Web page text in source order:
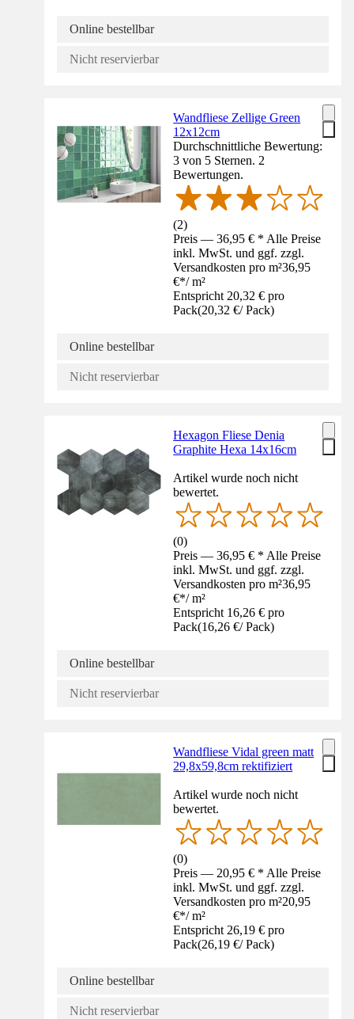
Online bestellbar
Nicht reservierbar
Wandfliese Zellige Green
12x12cm
Durchschnittliche Bewertung:
3 von 5 Sternen. 2
Bewertungen.
(2)
Preis — 36,95 € * Alle Preise
inkl. MwSt. und ggf. zzgl.
Versandkosten pro m²36,95
€*/ m²
Entspricht 20,32 € pro
Pack(20,32 €/ Pack)
Online bestellbar
Nicht reservierbar
Hexagon Fliese Denia
Graphite Hexa 14x16cm
Artikel wurde noch nicht
bewertet.
(0)
Preis — 36,95 € * Alle Preise
inkl. MwSt. und ggf. zzgl.
Versandkosten pro m²36,95
€*/ m²
Entspricht 16,26 € pro
Pack(16,26 €/ Pack)
Online bestellbar
Nicht reservierbar
Wandfliese Vidal green matt
29,8x59,8cm rektifiziert
Artikel wurde noch nicht
bewertet.
(0)
Preis — 20,95 € * Alle Preise
inkl. MwSt. und ggf. zzgl.
Versandkosten pro m²20,95
€*/ m²
Entspricht 26,19 € pro
Pack(26,19 €/ Pack)
Online bestellbar
Nicht reservierbar